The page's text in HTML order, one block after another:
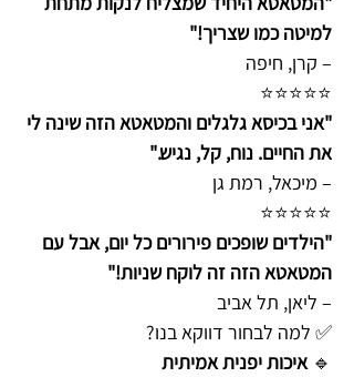
למיטה כמו שצריך!"
– קרן, חיפה
⭐️⭐️⭐️⭐️⭐️
"אני בכיסא גלגלים והמטאטא הזה שינה לי
את החיים. נוח, קל, נגיש."
– מיכאל, רמת גן
⭐️⭐️⭐️⭐️⭐️
"הילדים שופכים פירורים כל יום, אבל עם
המטאטא הזה זה לוקח שניות!"
– ליאן, תל אביב
✅ למה לבחור דווקא בנו?
🔹איכות יפנית אמיתית